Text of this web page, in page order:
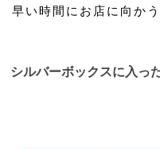
早い時間にお店に向か
シルバーボックスに入っ